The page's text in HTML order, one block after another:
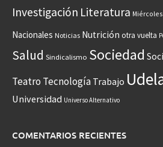
Investigación Literatura
Nacionales Noticias Nutrición otra vuelta
Salud Sindicalismo Sociedad
Teatro Tecnología Trabajo
Universidad Universo Alternativo
COMENTARIOS RECIENTES